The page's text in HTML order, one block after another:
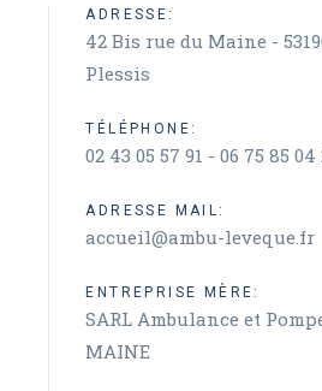
ADRESSE:
42 Bis rue du Maine -
Plessis
TÉLÉPHONE:
02 43 05 57 91 - 06 75 85 04
ADRESSE MAIL:
accueil@ambu-leveque.fr
ENTREPRISE MÈRE:
SARL Ambulance et
MAINE